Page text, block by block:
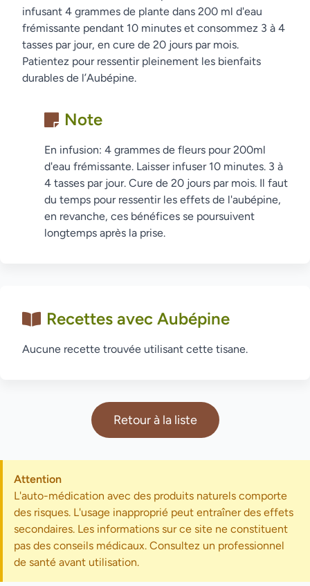
infusant 4 grammes de plante dans 200 ml d'eau
frémissante pendant 10 minutes et consommez 3 à 4
tasses par jour, en cure de 20 jours par mois.
Patientez pour ressentir pleinement les bienfaits
durables de l’Aubépine.
Note
En infusion: 4 grammes de fleurs pour 200ml
d'eau frémissante. Laisser infuser 10 minutes. 3 à
4 tasses par jour. Cure de 20 jours par mois. Il faut
du temps pour ressentir les effets de l'aubépine,
en revanche, ces bénéfices se poursuivent
longtemps après la prise.
Recettes avec Aubépine
Aucune recette trouvée utilisant cette tisane.
Retour à la liste
Attention
L'auto-médication avec des produits naturels comporte
des risques. L'usage inapproprié peut entraîner des effets
secondaires. Les informations sur ce site ne constituent
pas des conseils médicaux. Consultez un professionnel
de santé avant utilisation.